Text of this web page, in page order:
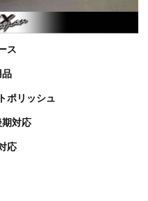
ス
品
ポリッシュ
期対応
応